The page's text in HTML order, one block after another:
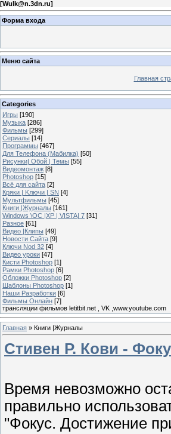
[Wulk@n.3dn.ru]
Форма входа
Меню сайта
Главная
Categories
Игры [190]
Музыка [286]
Фильмы [299]
Сериалы [14]
Программы [467]
Для Телефона (Мабилка) [50]
Рисунки| Обой | Темы [55]
Видеомонтаж [8]
Photoshop [15]
Всё для сайта [2]
Кряки | Kлючи | SN [4]
Мультфильмы [45]
Книги |Журналы [161]
Windows \OC |XP | VISTA| 7 [31]
Разное [61]
Видео |Клипы [49]
Новости Сайта [9]
Ключи Nod 32 [4]
Видео уроки [47]
Кисти Photoshop [1]
Рамки Photoshop [6]
Обложки Photoshop [2]
Шаблоны Photoshop [1]
Наши Разработки [6]
Фильмы Онлайн [7]
трансляции фильмов letitbit.net , VK ,www.youtube.com
Главная » Книги |Журналы
Стивен Р. Кови -
Время невозможно
правильно
"Фокус. Достижение